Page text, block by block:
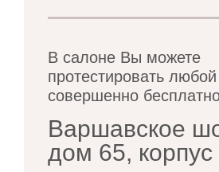
В салоне Вы можете
протестировать любой
совершенно
Варшавское
дом 65, корпус